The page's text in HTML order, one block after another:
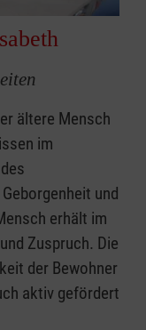
ältere Mensch
im
und
erhält im
Zuspruch. Die
der Bewohner
aktiv gefördert